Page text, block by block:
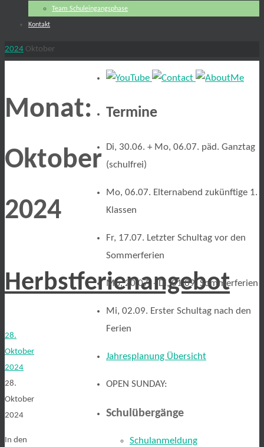
Team Schuleingangsphase
Kontakt
Start
2024 Oktober
Monat:
Oktober
2024
Herbstferienangebot
28.
Oktober
2024
28.
Oktober
2024
In den
Termine
Di, 30.06. + Mo, 06.07. päd. Ganztag
(schulfrei)
Mo, 06.07. Elternabend zukünftige 1.
Klassen
Fr, 17.07. Letzter Schultag vor den
Sommerferien
Mo, 20.07. - Di, 01.09. Sommerferien
Mi, 02.09. Erster Schultag nach den
Ferien
Jahresplanung Übersicht
OPEN SUNDAY:
Schulübergänge
Schulanmeldung